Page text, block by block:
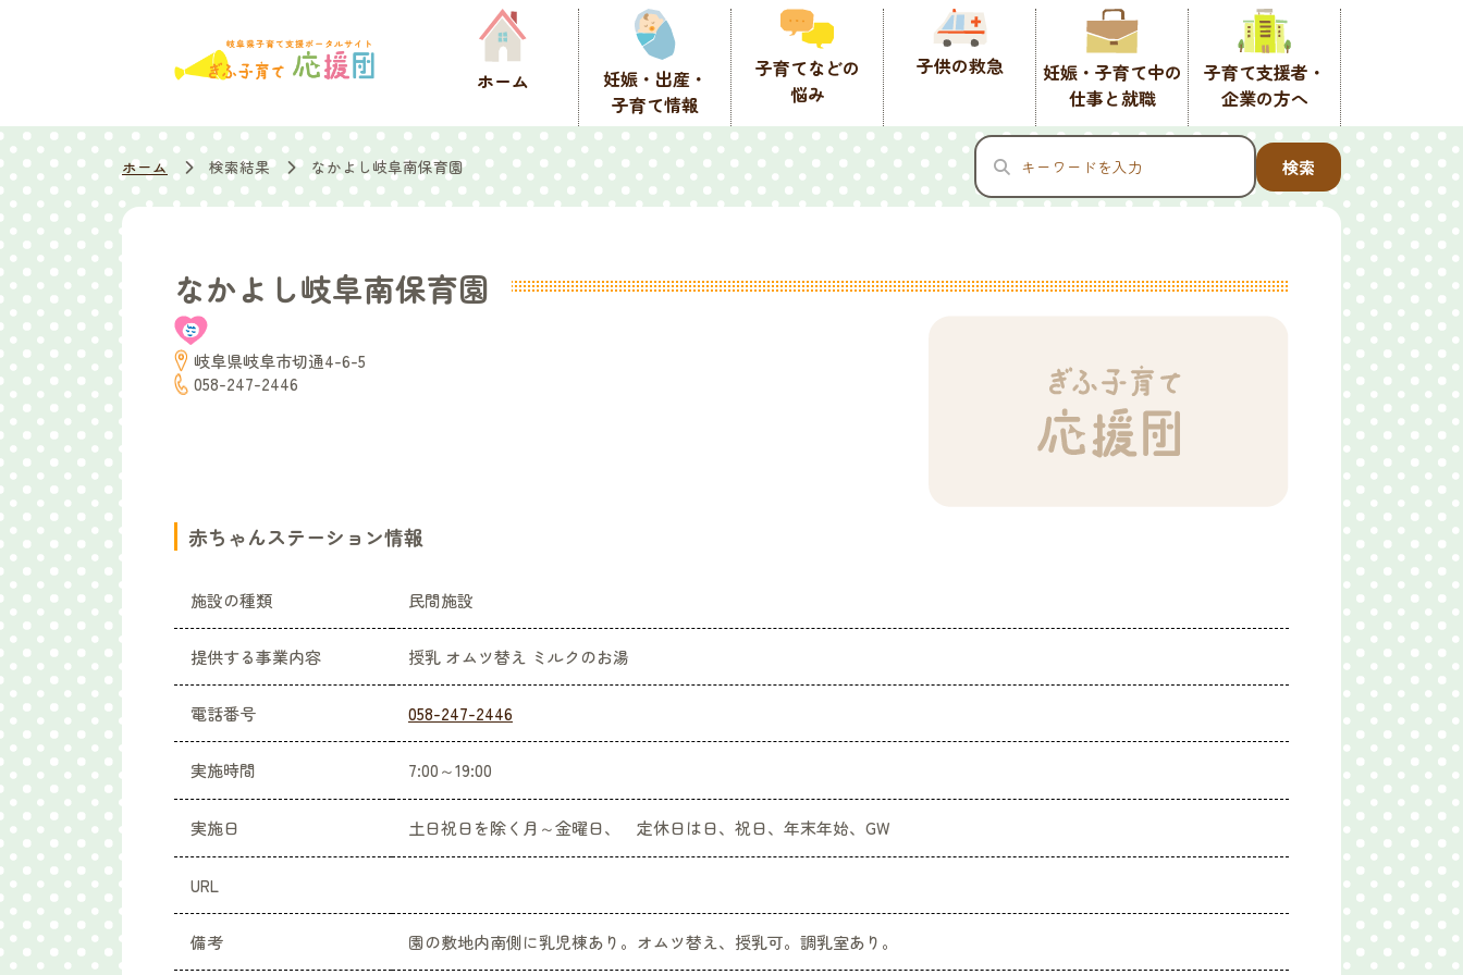
ホーム
妊娠・出産・
子育て情報
子育てなどの
悩み
子供の救急
妊娠・子育て中の
仕事と就職
子育て支援者・
企業の方へ
ホーム 検索結果 なかよし岐阜南保育園 検索
なかよし岐阜南保育園
岐阜県岐阜市切通4-6-5
058-247-2446
赤ちゃんステーション情報
施設の種類 民間施設
提供する事業内容 授乳 オムツ替え ミルクのお湯
電話番号 058-247-2446
実施時間 7:00～19:00
実施日 土日祝日を除く月～金曜日、 定休日は日、祝日、年末年始、GW
URL
備考 園の敷地内南側に乳児棟あり。オムツ替え、授乳可。調乳室あり。